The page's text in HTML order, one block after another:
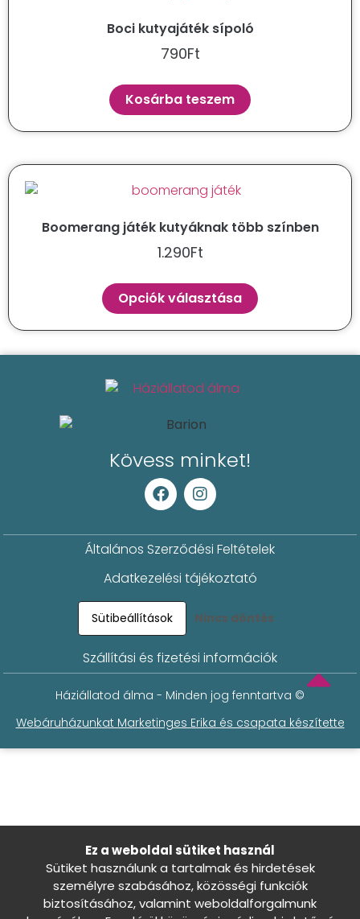
Boci kutyajáték sípoló
790Ft
Kosárba teszem
Boomerang játék kutyáknak több színben
1.290Ft
Opciók választása
Kövess minket!
Általános Szerződési Feltételek
Adatkezelési tájékoztató
Sütibeállítások Nincs döntés
Szállítási és fizetési információk
Háziállatod álma - Minden jog fenntartva ©
Webáruházunkat Marketinges Erika és csapata készítette
Ez a weboldal sütiket használ
Sütiket használunk a tartalmak és hirdetések
személyre szabásához, közösségi funkciók
biztosításához, valamint weboldalforgalmunk